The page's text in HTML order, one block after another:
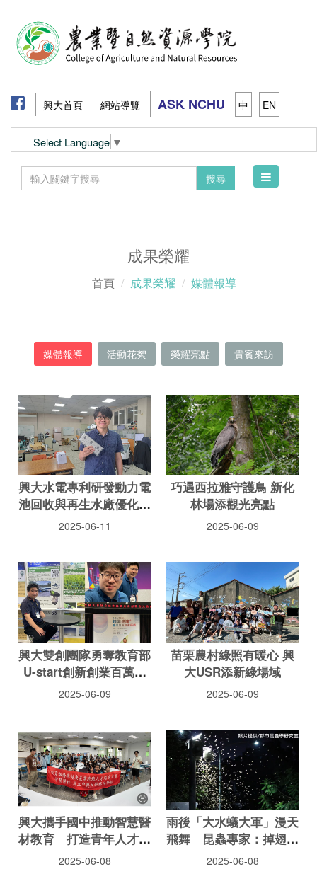
興大首頁 網站導覽 ASK NCHU 中 EN
Select Language ▼
搜尋
Toggle
成果榮耀
首頁 成果榮耀 媒體報導
媒體報導 活動花絮 榮耀亮點 貴賓來訪
興大水電專利研發動力電
池回收與再生水廠優化強
化減碳效益
2025-06-11
巧遇西拉雅守護鳥 新化
林場添觀光亮點
2025-06-09
興大雙創團隊勇奪教育部
U-start創新創業百萬補
助 展現青年創業實力與
2025-06-09
苗栗農村綠照有暖心 興
大USR添新綠場域
2025-06-09
興大攜手國中推動智慧醫
材教育 打造青年人才培
育與社會責任典範
2025-06-08
雨後「大水蟻大軍」漫天
飛舞 昆蟲專家：掉翅準
備繁衍後代
2025-06-08